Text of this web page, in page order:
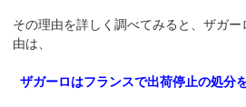
その理由を詳しく調べてみると、ザガ
由は、
ザガーロはフランスで出荷停止の処分